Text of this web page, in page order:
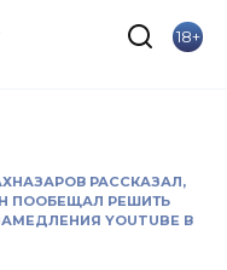
18+
РАССКАЗАЛ,
ПООБЕЩАЛ РЕШИТЬ
YOUTUBE В